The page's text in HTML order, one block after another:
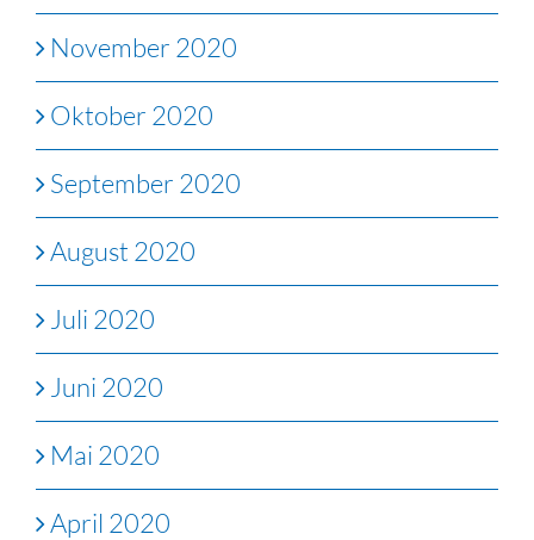
November 2020
Oktober 2020
September 2020
August 2020
Juli 2020
Juni 2020
Mai 2020
April 2020